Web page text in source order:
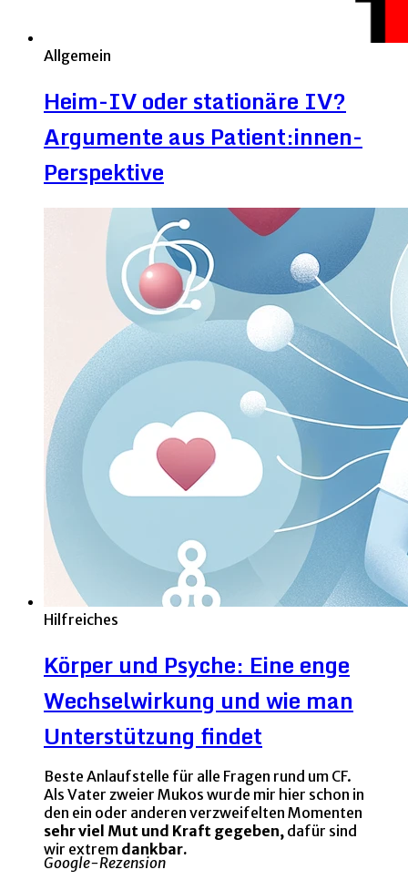
Allgemein
Heim-IV oder stationäre IV?
Argumente aus Patient:innen-
Perspektive
Hilfreiches
Körper und Psyche: Eine enge
Wechselwirkung und wie man
Unterstützung findet
Beste Anlaufstelle für alle Fragen rund um CF.
Als Vater zweier Mukos wurde mir hier schon in
den ein oder anderen verzweifelten Momenten
sehr viel Mut und Kraft gegeben, dafür sind
wir extrem dankbar.
Google-Rezension